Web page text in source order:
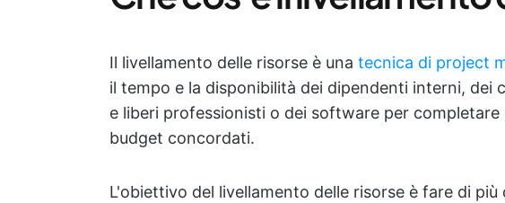
Il livellamento delle risorse è una tecnica di project
il tempo e la disponibilità dei dipendenti interni, dei
e liberi professionisti o dei software per
budget concordati.
L'obiettivo del livellamento delle risorse è fare di più